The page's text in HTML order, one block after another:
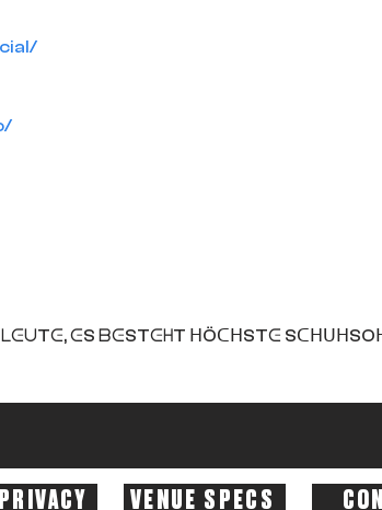
ᕮS ᗷᕮSTᕮᕼT ᕼÖᑕᕼSTᕮ
VENUE SPECS